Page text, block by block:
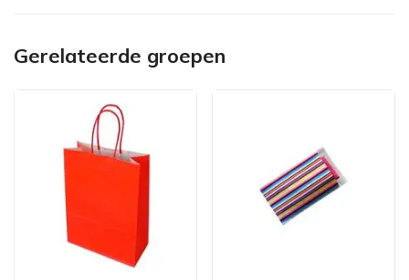
Gerelateerde groepen